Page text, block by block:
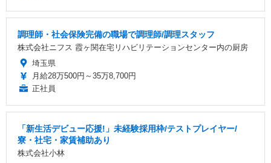
調理師・社会保険完備の職場で調理師/調理スタッフ
株式会社ニフス 霞ヶ関在宅リハビリテーションセンター内の厨房
埼玉県
月給28万500円～35万8,700円
正社員
「新生活デビュー応援!」未経験採用枠/テストプレイヤー/
寮・社宅・家賃補助あり
株式会社小林